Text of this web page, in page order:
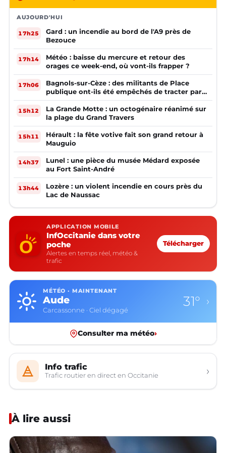
AUJOURD'HUI
17h25
Gard : un incendie au bord de l'A9 près de
Bezouce
17h14
Météo : baisse du mercure et retour des
orages ce week-end, où vont-ils frapper ?
17h06
Bagnols-sur-Cèze : des militants de Place
publique ont-ils été empêchés de tracter par
la mairie ?
15h12
La Grande Motte : un octogénaire réanimé sur
la plage du Grand Travers
15h11
Hérault : la fête votive fait son grand retour à
Mauguio
14h37
Lunel : une pièce du musée Médard exposée
au Fort Saint-André
13h44
Lozère : un violent incendie en cours près du
Lac de Naussac
APPLICATION MOBILE
InfOccitanie dans votre
poche
Alertes en temps réel, météo &
trafic
Télécharger
MÉTÉO · MAINTENANT
Aude
Carcassonne · Ciel dégagé
31° ›
Consulter ma météo›
Info trafic
Trafic routier en direct en Occitanie ›
À lire aussi